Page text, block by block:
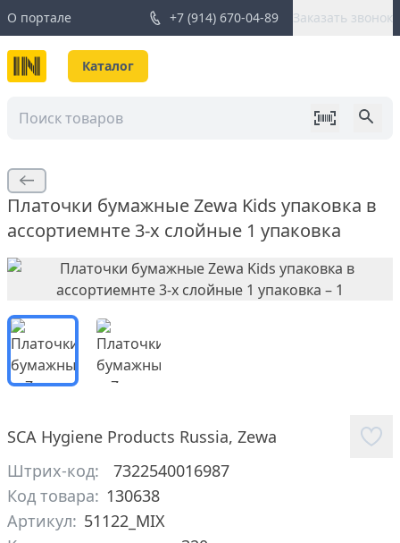
О портале +7 (914) 670-04-89 Заказать звонок
Каталог
Платочки бумажные Zewa Kids упаковка в
ассортиемнте 3-х слойные 1 упаковка
SCA Hygiene Products Russia, Zewa
Штрих-код:
7322540016987
Код товара: 130638
Артикул: 51122_MIX